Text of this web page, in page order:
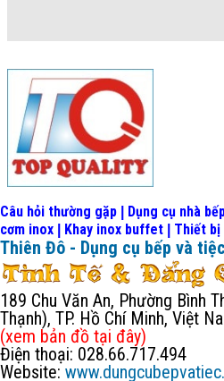
Câu hỏi thường gặp Dụng cụ nhà
cơm inox
Khay inox buffet Thiết
Thiên Đô - Dụng cụ bếp và
189 Chu Văn An, Phường Bình
Thạnh), TP. Hồ Chí Minh, Việt
(xem bản đồ tại đây)
Điện thoại: 028.66.717.494
Website: